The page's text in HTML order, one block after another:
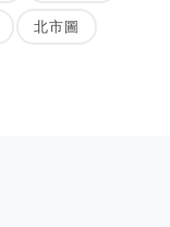
北市圖